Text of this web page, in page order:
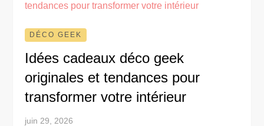
DÉCO GEEK
Idées cadeaux déco geek
originales et tendances pour
transformer votre intérieur
juin 29, 2026